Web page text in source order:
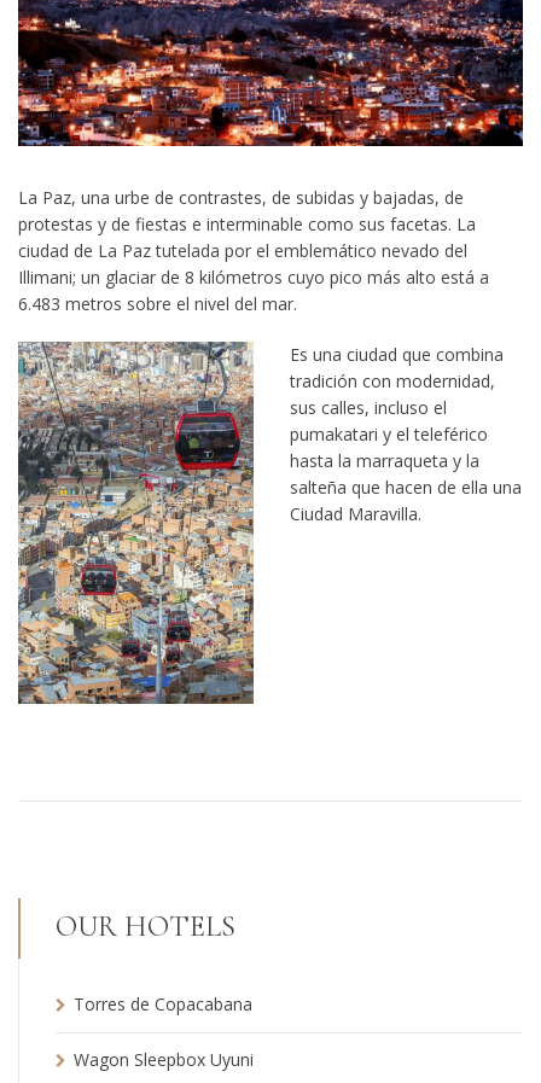
La Paz, una urbe de contrastes, de subidas y bajadas, de
protestas y de fiestas e interminable como sus facetas. La
ciudad de La Paz tutelada por el emblemático nevado del
Illimani; un glaciar de 8 kilómetros cuyo pico más alto está a
6.483 metros sobre el nivel del mar.
Es una ciudad que combina
tradición con modernidad,
sus calles, incluso el
pumakatari y el teleférico
hasta la marraqueta y la
salteña que hacen de ella una
Ciudad Maravilla.
OUR HOTELS
Torres de Copacabana
Wagon Sleepbox Uyuni